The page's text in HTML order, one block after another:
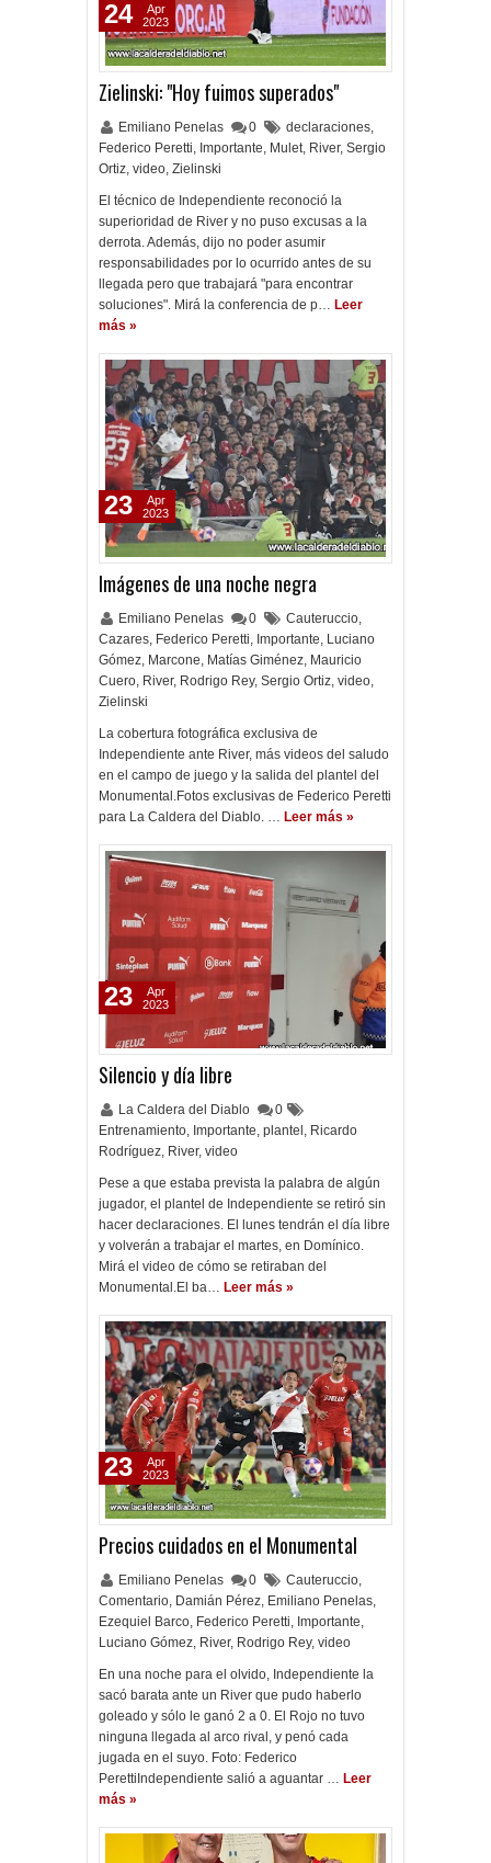
Zielinski: "Hoy fuimos superados"
Emiliano Penelas 0 declaraciones,
Federico Peretti, Importante, Mulet, River, Sergio
Ortiz, video, Zielinski
El técnico de Independiente reconoció la
superioridad de River y no puso excusas a la
derrota. Además, dijo no poder asumir
responsabilidades por lo ocurrido antes de su
llegada pero que trabajará "para encontrar
soluciones". Mirá la conferencia de p… Leer
más »
24
Apr
2023
Imágenes de una noche negra
Emiliano Penelas 0 Cauteruccio,
Cazares, Federico Peretti, Importante, Luciano
Gómez, Marcone, Matías Giménez, Mauricio
Cuero, River, Rodrigo Rey, Sergio Ortiz, video,
Zielinski
La cobertura fotográfica exclusiva de
Independiente ante River, más videos del saludo
en el campo de juego y la salida del plantel del
Monumental.Fotos exclusivas de Federico Peretti
para La Caldera del Diablo. … Leer más »
23
Apr
2023
Silencio y día libre
La Caldera del Diablo
0
Entrenamiento, Importante, plantel , Ricardo
Rodríguez, River, video
Pese a que estaba prevista la palabra de algún
jugador, el plantel de Independiente se retiró sin
hacer declaraciones. El lunes tendrán el día libre
y volverán a trabajar el martes, en Domínico.
Mirá el video de cómo se retiraban del
Monumental.El ba… Leer más »
23
Apr
2023
Precios cuidados en el Monumental
Emiliano Penelas 0 Cauteruccio,
Comentario, Damián Pérez, Emiliano Penelas,
Ezequiel Barco, Federico Peretti, Importante,
Luciano Gómez, River, Rodrigo Rey, video
En una noche para el olvido, Independiente la
sacó barata ante un River que pudo haberlo
goleado y sólo le ganó 2 a 0. El Rojo no tuvo
ninguna llegada al arco rival, y penó cada
jugada en el suyo. Foto: Federico
PerettiIndependiente salió a aguantar … Leer
más »
23
Apr
2023